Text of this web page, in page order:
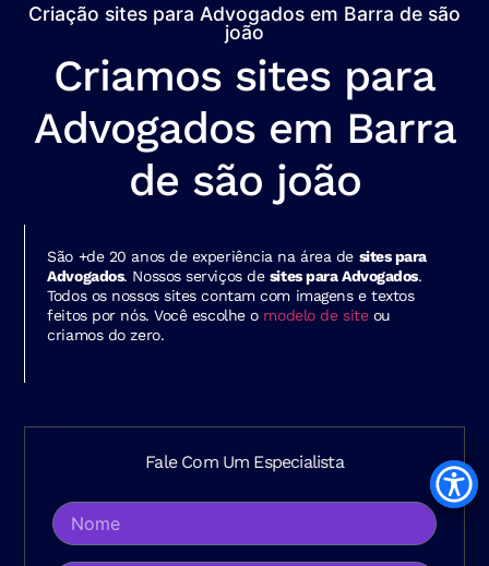
Criação sites para Advogados em Barra de são
joão
Criamos sites para
Advogados em Barra
de são joão
São +de 20 anos de experiência na área de sites para
Advogados. Nossos serviços de sites para Advogados.
Todos os nossos sites contam com imagens e textos
feitos por nós. Você escolhe o modelo de siteou
criamos do zero.
Fale Com Um Especialista